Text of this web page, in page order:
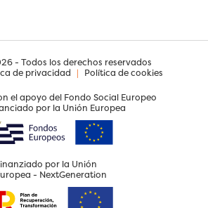
- Todos los derechos reservados
de privacidad | Política de cookies
el apoyo del Fondo Social Europeo
por la Unión Europea
por la Unión
- NextGeneration